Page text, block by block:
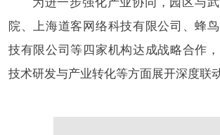
院、上海道客网络科技有限公司、蜂
技有限公司等四家机构达成战略合作，
技术研发与产业转化等方面展开深度联动